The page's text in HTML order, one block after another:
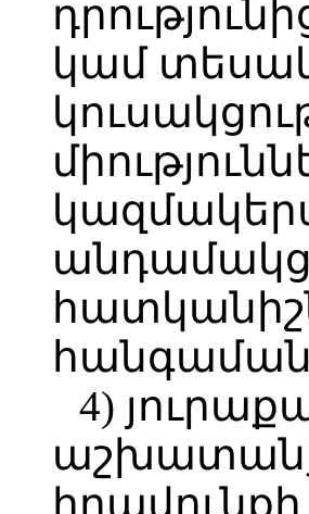
կամ
4)